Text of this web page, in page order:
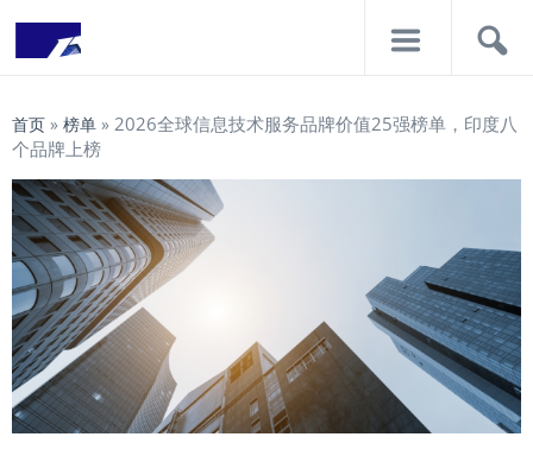
首页 » 榜单 » 2026全球信息技术服务品牌价值25强榜单，印度八
个品牌上榜